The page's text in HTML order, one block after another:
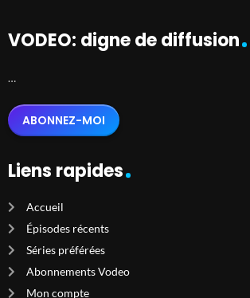
VODEO: digne de diffusion
…
ABONNEZ-MOI
Liens rapides
Accueil
Épisodes récents
Séries préférées
Abonnements Vodeo
Mon compte